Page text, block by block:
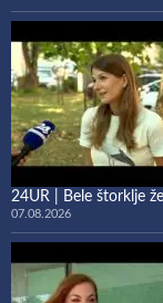
24UR | Bele štorklje
07.08.2026